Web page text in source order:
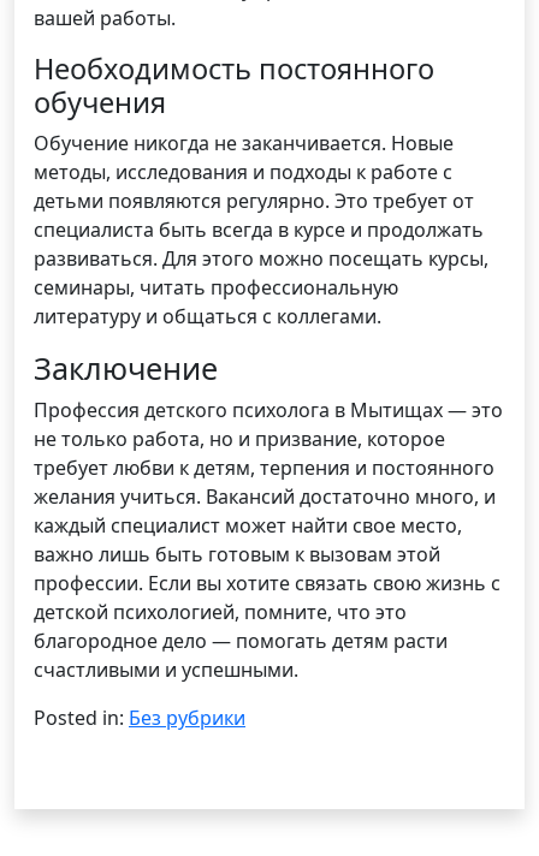
вашей работы.
Необходимость постоянного
обучения
Обучение никогда не заканчивается. Новые
методы, исследования и подходы к работе с
детьми появляются регулярно. Это требует от
специалиста быть всегда в курсе и продолжать
развиваться. Для этого можно посещать курсы,
семинары, читать профессиональную
литературу и общаться с коллегами.
Заключение
Профессия детского психолога в Мытищах — это
не только работа, но и призвание, которое
требует любви к детям, терпения и постоянного
желания учиться. Вакансий достаточно много, и
каждый специалист может найти свое место,
важно лишь быть готовым к вызовам этой
профессии. Если вы хотите связать свою жизнь с
детской психологией, помните, что это
благородное дело — помогать детям расти
счастливыми и успешными.
Posted in: Без рубрики